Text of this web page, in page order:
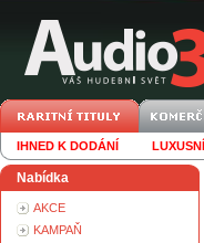
IHNED K DODÁNÍ
Nabídka
AKCE
KAMPAŇ